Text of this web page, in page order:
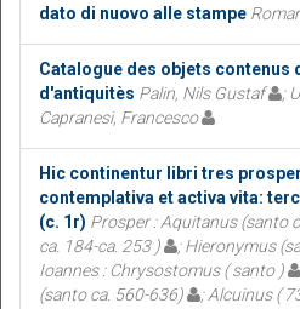
dato di nuovo alle stampe
Catalogue des objets contenus
d'antiquitès Palin, Nils Gustaf ;
Capranesi, Francesco
Hic continentur libri tres
contemplativa et activa vita:
(c. 1r) Prosper : Aquitanus (santo
ca. 184-ca. 253 )
; Hieronymus
Ioannes : Chrysostomus ( santo )
(santo ca. 560-636)
; Alcuinus (